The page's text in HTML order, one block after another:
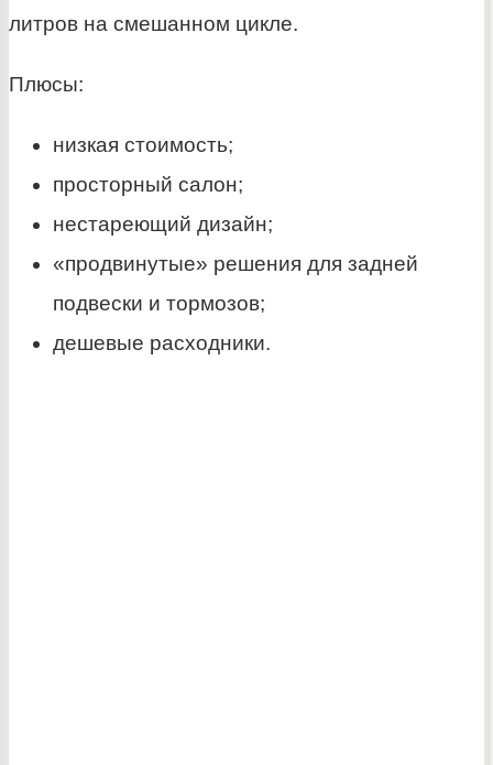
литров на смешанном цикле.
Плюсы:
низкая стоимость;
просторный салон;
нестареющий дизайн;
«продвинутые» решения для задней
подвески и тормозов;
дешевые расходники.